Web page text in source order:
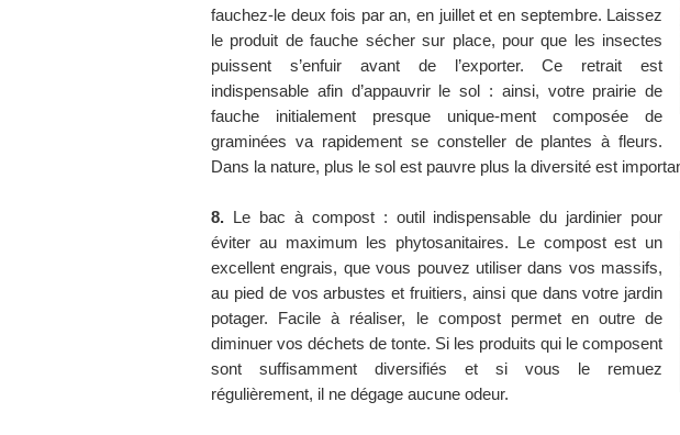
fauchez-le deux fois par an, en juillet et en septembre. Laissez
le produit de fauche sécher sur place, pour que les insectes
puissent s’enfuir avant de l’exporter. Ce retrait est
indispensable afin d’appauvrir le sol : ainsi, votre prairie de
fauche initialement presque unique-ment composée de
graminées va rapidement se consteller de plantes à fleurs.
Dans la nature, plus le sol est pauvre plus la diversité est
8. Le bac à compost : outil indispensable du jardinier pour
éviter au maximum les phytosanitaires. Le compost est un
excellent engrais, que vous pouvez utiliser dans vos massifs,
au pied de vos arbustes et fruitiers, ainsi que dans votre jardin
potager. Facile à réaliser, le compost permet en outre de
diminuer vos déchets de tonte. Si les produits qui le composent
sont suffisamment diversifiés et si vous le remuez
régulièrement, il ne dégage aucune odeur.